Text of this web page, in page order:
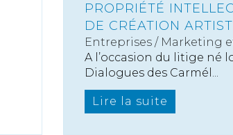
PROPRIÉTÉ
DE CRÉATION
Entreprises / Marketing
A l’occasion du litige né
Dialogues des Carmél...
Lire la suite